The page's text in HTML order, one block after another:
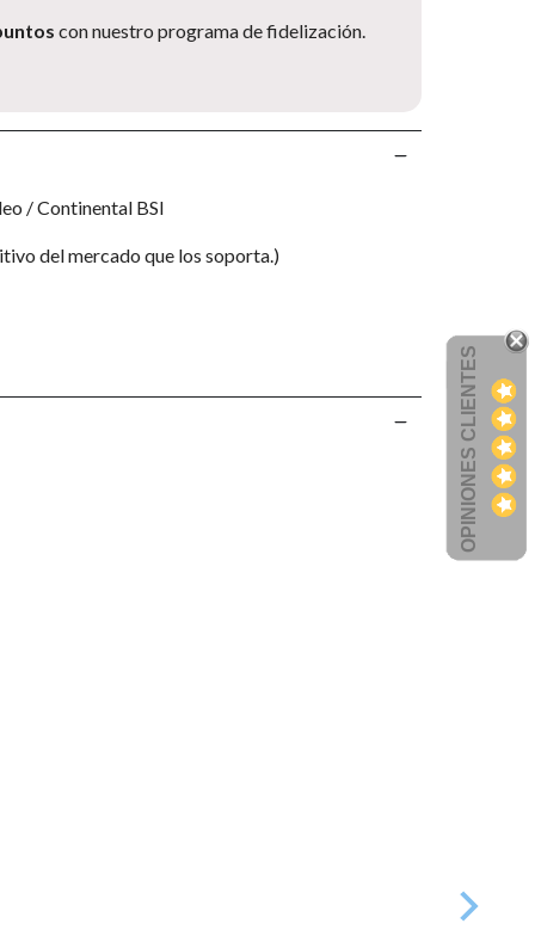
con nuestro programa de fidelización.
/ Continental BSI
del mercado que los soporta.)
OPINIONES CLIENTES